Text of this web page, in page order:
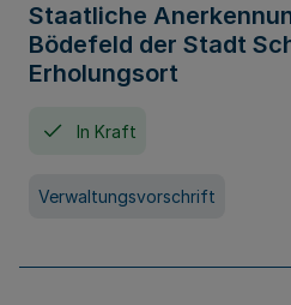
Staatliche
Bödefeld der Stadt
Erholungsort
In Kraft
Verwaltungsvorschrift